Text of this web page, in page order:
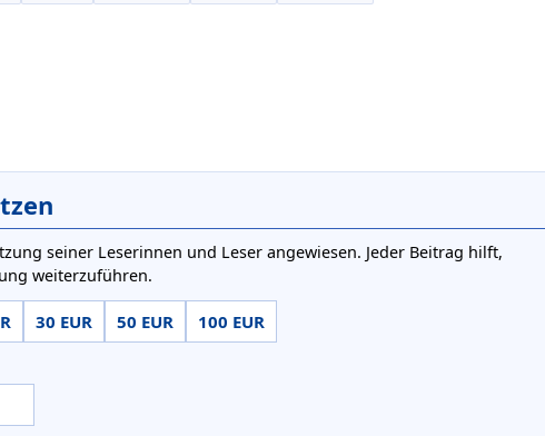
seiner Leserinnen und Leser angewiesen. Jeder Beitrag hilft,
weiterzuführen.
30 EUR 50 EUR 100 EUR